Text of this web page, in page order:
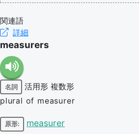
関連語
詳細
measurers
名詞 活用形 複数形
plural of measurer
原形: measurer